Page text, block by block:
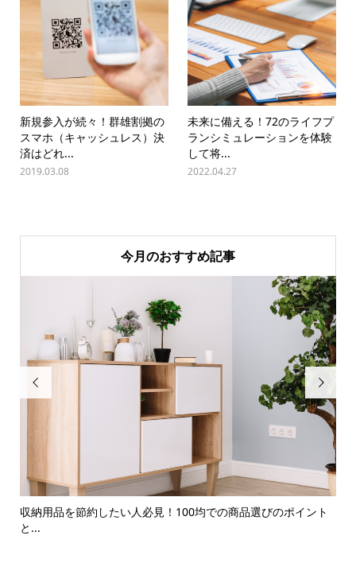
新規参入が続々！群雄割拠の
スマホ（キャッシュレス）決
済はどれ...
2019.03.08
未来に備える！72のライフプ
ランシミュレーションを体験
して将...
2022.04.27
今月のおすすめ記事

収納用品を節約したい人必見！100均での商品選びのポイント
と...
